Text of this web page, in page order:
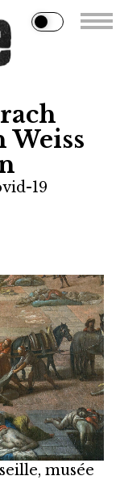
Weiss
19
musée